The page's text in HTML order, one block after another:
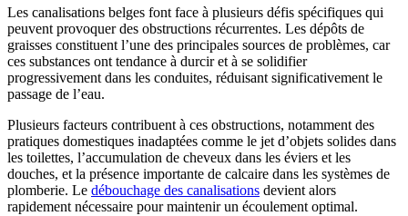
Les canalisations belges font face à plusieurs défis spécifiques qui
peuvent provoquer des obstructions récurrentes. Les dépôts de
graisses constituent l’une des principales sources de problèmes, car
ces substances ont tendance à durcir et à se solidifier
progressivement dans les conduites, réduisant significativement le
passage de l’eau.
Plusieurs facteurs contribuent à ces obstructions, notamment des
pratiques domestiques inadaptées comme le jet d’objets solides dans
les toilettes, l’accumulation de cheveux dans les éviers et les
douches, et la présence importante de calcaire dans les systèmes de
plomberie. Le débouchage des canalisations devient alors
rapidement nécessaire pour maintenir un écoulement optimal.